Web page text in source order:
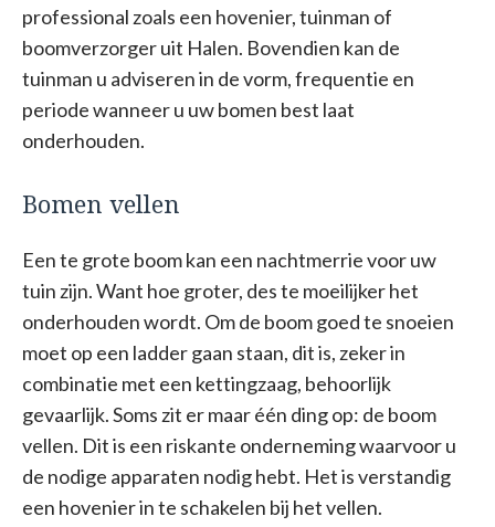
professional zoals een hovenier, tuinman of
boomverzorger uit Halen. Bovendien kan de
tuinman u adviseren in de vorm, frequentie en
periode wanneer u uw bomen best laat
onderhouden.
Bomen vellen
Een te grote boom kan een nachtmerrie voor uw
tuin zijn. Want hoe groter, des te moeilijker het
onderhouden wordt. Om de boom goed te snoeien
moet op een ladder gaan staan, dit is, zeker in
combinatie met een kettingzaag, behoorlijk
gevaarlijk. Soms zit er maar één ding op: de boom
vellen. Dit is een riskante onderneming waarvoor u
de nodige apparaten nodig hebt. Het is verstandig
een hovenier in te schakelen bij het vellen.